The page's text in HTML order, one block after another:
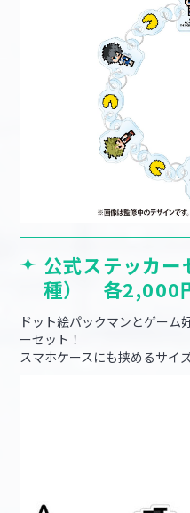
公式ステッカ
種） 各2,000
ドット絵パックマンとゲーム
ーセット！
スマホケースにも挟めるサイ